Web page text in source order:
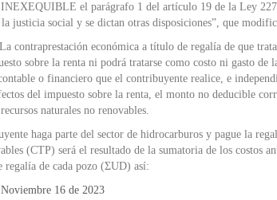
el parágrafo 1 del artículo 19 de la Ley
justicia social y se dictan otras disposiciones”, que
contraprestación económica a título de regalía de que
sobre la renta ni podrá tratarse como costo ni gasto
o financiero que el contribuyente realice, e
del impuesto sobre la renta, el monto no deducible
naturales no renovables.
haga parte del sector de hidrocarburos y pague la
(CTP) será el resultado de la sumatoria de los costos
regalía de cada pozo (ΣUD) así:
16 de 2023